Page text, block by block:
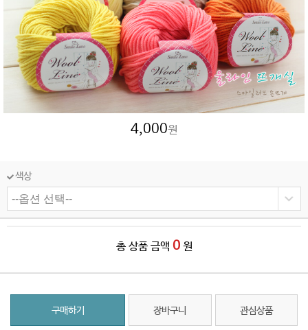
4,000원
색상
총 상품 금액 0 원
구매하기 장바구니 관심상품